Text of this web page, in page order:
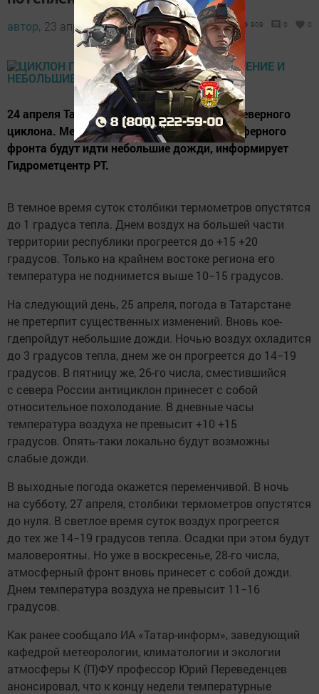
автор, 23 апреля 2019 - 19:00 909 0 0
24 апреля Татарстан окажется в ложбине северного
циклона. Местами при прохождении атмосферного
фронта будут идти небольшие дожди, информирует
Гидрометцентр РТ.
В темное время суток столбики термометров опустятся
до 1 градуса тепла. Днем воздух на большей части
территории республики прогреется до +15 +20
градусов. Только на крайнем востоке региона его
температура не поднимется выше 10−15 градусов.
На следующий день, 25 апреля, погода в Татарстане
не претерпит существенных изменений. Вновь кое-
гдепройдут небольшие дожди. Ночью воздух охладится
до 3 градусов тепла, днем же он прогреется до 14−19
градусов. В пятницу же, 26-го числа, сместившийся
с севера России антициклон принесет с собой
относительное похолодание. В дневные часы
температура воздуха не превысит +10 +15
градусов. Опять-таки локально будут возможны
слабые дожди.
В выходные погода окажется переменчивой. В ночь
на субботу, 27 апреля, столбики термометров опустятся
до нуля. В светлое время суток воздух прогреется
до тех же 14−19 градусов тепла. Осадки при этом будут
маловероятны. Но уже в воскресенье, 28-го числа,
атмосферный фронт вновь принесет с собой дожди.
Днем температура воздуха не превысит 11−16
градусов.
Как ранее сообщало ИА «Татар-информ», заведующий
кафедрой метеорологии, климатологии и экологии
атмосферы К (П)ФУ профессор Юрий Переведенцев
анонсировал, что к концу недели температурные